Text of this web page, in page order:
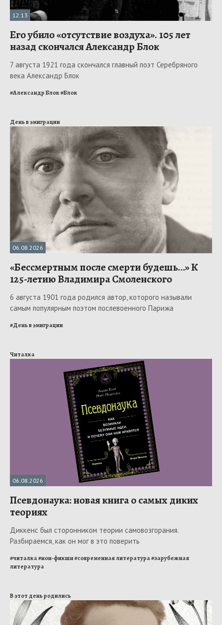
12:13
Его убило «отсутствие воздуха». 105 лет
назад скончался Александр Блок
7 августа 1921 года скончался главный поэт Серебряного
века Александр Блок
#Александр Блок#Блок
День в эмиграции
06.08.2026
«Бессмертным после смерти будешь…» К
125-летию Владимира Смоленского
6 августа 1901 года родился автор, которого называли
самым популярным поэтом послевоенного Парижа
#День в эмиграции
Читалка
06.08.2026
Псевдонаука: новая книга о самых диких
теориях
Диккенс был сторонником теории самовозгорания.
Разбираемся, как он мог в это поверить
#читалка#нон-фикшн#современная литература#зарубежная
литература
В этот день родились